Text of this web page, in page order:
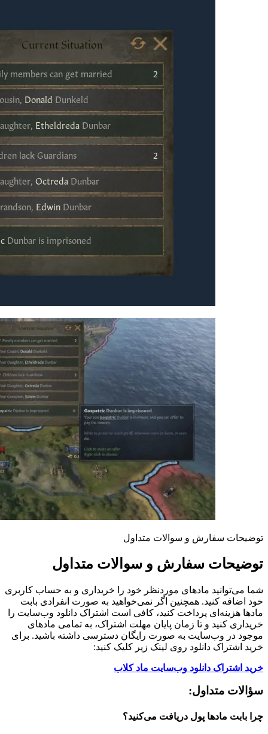
توضیحات سفارش و سوالات متداول
توضیحات سفارش و سوالات متداول
شما می‌توانید مادهای موردنظر خود را خریداری و به حساب کاربری
خود اضافه کنید. همچنین اگر نمی‌خواهید به صورت انفرادی بابت
مادها هزینه‌ای پرداخت کنید، کافی است اشتراک دانلود وب‌سایت را
خریداری کنید و تا زمان پایان مهلت اشتراک، به تمامی مادهای
موجود در وب‌سایت به صورت رایگان دسترسی داشته باشید. برای
خرید اشتراک دانلود روی لینک زیر کلیک کنید:
خرید اشتراک دانلود وب‌سایت ماد کلاب
سؤالات متداول:
چرا بابت مادها پول دریافت می‌کنید؟